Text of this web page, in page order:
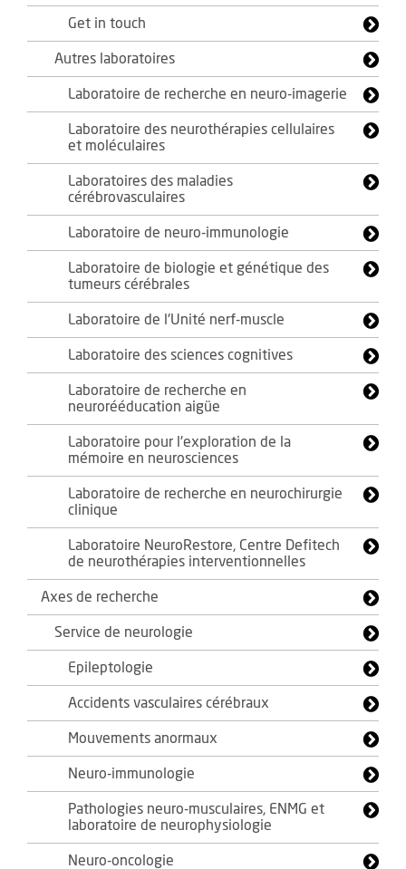
Get in touch
Autres laboratoires
Laboratoire de recherche en neuro-imagerie
Laboratoire des neurothérapies cellulaires
et moléculaires
Laboratoires des maladies
cérébrovasculaires
Laboratoire de neuro-immunologie
Laboratoire de biologie et génétique des
tumeurs cérébrales
Laboratoire de l'Unité nerf-muscle
Laboratoire des sciences cognitives
Laboratoire de recherche en
neurorééducation aigüe
Laboratoire pour l'exploration de la
mémoire en neurosciences
Laboratoire de recherche en neurochirurgie
clinique
Laboratoire NeuroRestore, Centre Defitech
de neurothérapies interventionnelles
Axes de recherche
Service de neurologie
Epileptologie
Accidents vasculaires cérébraux
Mouvements anormaux
Neuro-immunologie
Pathologies neuro-musculaires, ENMG et
laboratoire de neurophysiologie
Neuro-oncologie